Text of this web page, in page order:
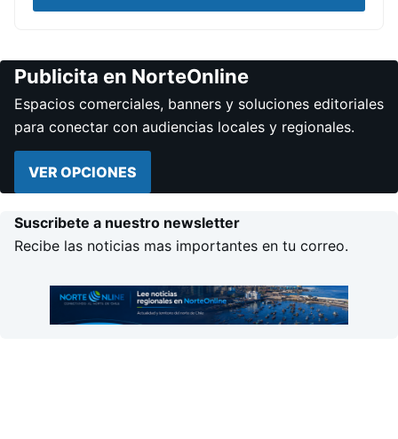
Publicita en NorteOnline
Espacios comerciales, banners y soluciones editoriales
para conectar con audiencias locales y regionales.
VER OPCIONES
Suscribete a nuestro newsletter
Recibe las noticias mas importantes en tu correo.